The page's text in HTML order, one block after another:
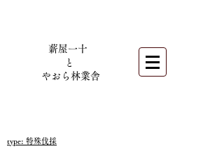
薪屋一十
と
やおら林業舎
type: 特殊伐採